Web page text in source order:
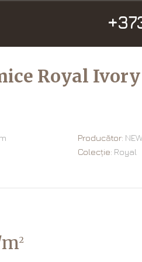
Royal Ivory
2
Producător:
Colecție: Royal